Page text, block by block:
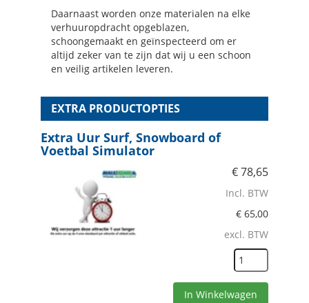
Daarnaast worden onze materialen na elke
verhuuropdracht opgeblazen,
schoongemaakt en geïnspecteerd om er
altijd zeker van te zijn dat wij u een schoon
en veilig artikelen leveren.
EXTRA PRODUCTOPTIES
Extra Uur Surf, Snowboard of
Voetbal Simulator
€78,65
Incl. BTW
€ 65,00
excl. BTW
In Winkelwagen